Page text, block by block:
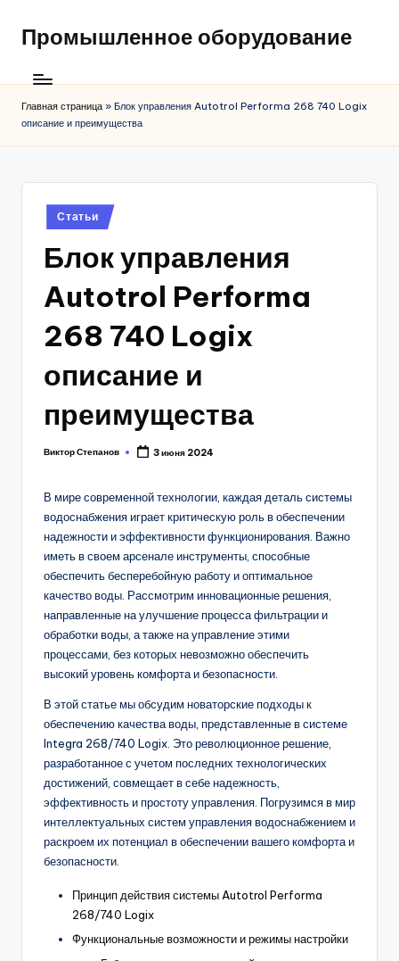
Промышленное оборудование
Главная страница » Блок управления Autotrol Performa 268 740 Logix
описание и преимущества
Posted
in
Статьи
Блок управления
Autotrol Performa
268 740 Logix
описание и
преимущества
Posted
Виктор Степанов 3 июня 2024
В мире современной технологии, каждая деталь системы
водоснабжения играет критическую роль в обеспечении
надежности и эффективности функционирования. Важно
иметь в своем арсенале инструменты, способные
обеспечить бесперебойную работу и оптимальное
качество воды. Рассмотрим инновационные решения,
направленные на улучшение процесса фильтрации и
обработки воды, а также на управление этими
процессами, без которых невозможно обеспечить
высокий уровень комфорта и безопасности.
В этой статье мы обсудим новаторские подходы к
обеспечению качества воды, представленные в системе
Integra 268/740 Logix. Это революционное решение,
разработанное с учетом последних технологических
достижений, совмещает в себе надежность,
эффективность и простоту управления. Погрузимся в мир
интеллектуальных систем управления водоснабжением и
раскроем их потенциал в обеспечении вашего комфорта и
безопасности.
Принцип действия системы Autotrol Performa
268/740 Logix
Функциональные возможности и режимы настройки